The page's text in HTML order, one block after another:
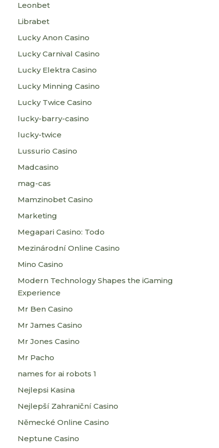
Leonbet
Librabet
Lucky Anon Casino
Lucky Carnival Casino
Lucky Elektra Casino
Lucky Minning Casino
Lucky Twice Casino
lucky-barry-casino
lucky-twice
Lussurio Casino
Madcasino
mag-cas
Mamzinobet Casino
Marketing
Megapari Casino: Todo
Mezinárodní Online Casino
Mino Casino
Modern Technology Shapes the iGaming
Experience
Mr Ben Casino
Mr James Casino
Mr Jones Casino
Mr Pacho
names for ai robots 1
Nejlepsi Kasina
Nejlepší Zahraniční Casino
Německé Online Casino
Neptune Casino